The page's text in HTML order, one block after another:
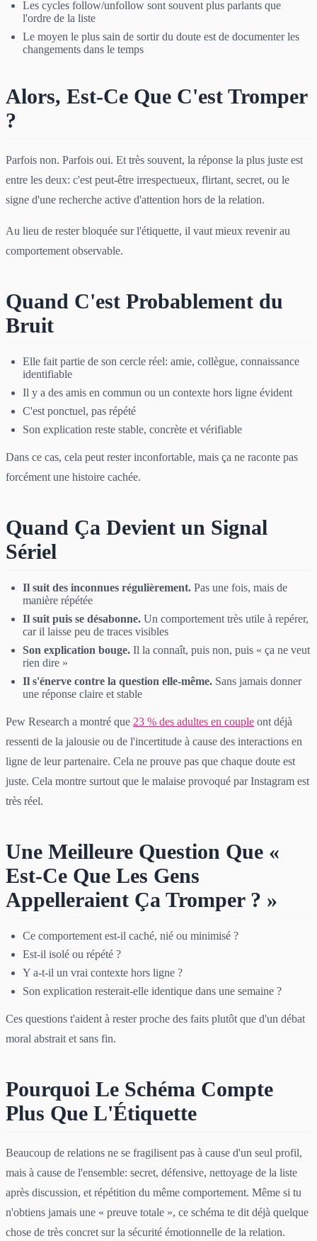
Les cycles follow/unfollow sont souvent plus parlants que
l'ordre de la liste
Le moyen le plus sain de sortir du doute est de documenter les
changements dans le temps
Alors, Est-Ce Que C'est Tromper
?
Parfois non. Parfois oui. Et très souvent, la réponse la plus juste est
entre les deux: c'est peut-être irrespectueux, flirtant, secret, ou le
signe d'une recherche active d'attention hors de la relation.
Au lieu de rester bloquée sur l'étiquette, il vaut mieux revenir au
comportement observable.
Quand C'est Probablement du
Bruit
Elle fait partie de son cercle réel: amie, collègue, connaissance
identifiable
Il y a des amis en commun ou un contexte hors ligne évident
C'est ponctuel, pas répété
Son explication reste stable, concrète et vérifiable
Dans ce cas, cela peut rester inconfortable, mais ça ne raconte pas
forcément une histoire cachée.
Quand Ça Devient un Signal
Sériel
Il suit des inconnues régulièrement. Pas une fois, mais de
manière répétée
Il suit puis se désabonne. Un comportement très utile à repérer,
car il laisse peu de traces visibles
Son explication bouge. Il la connaît, puis non, puis « ça ne veut
rien dire »
Il s'énerve contre la question elle-même. Sans jamais donner
une réponse claire et stable
Pew Research a montré que 23 % des adultes en couple ont déjà
ressenti de la jalousie ou de l'incertitude à cause des interactions en
ligne de leur partenaire. Cela ne prouve pas que chaque doute est
juste. Cela montre surtout que le malaise provoqué par Instagram est
très réel.
Une Meilleure Question Que «
Est-Ce Que Les Gens
Appelleraient Ça Tromper ? »
Ce comportement est-il caché, nié ou minimisé ?
Est-il isolé ou répété ?
Y a-t-il un vrai contexte hors ligne ?
Son explication resterait-elle identique dans une semaine ?
Ces questions t'aident à rester proche des faits plutôt que d'un débat
moral abstrait et sans fin.
Pourquoi Le Schéma Compte
Plus Que L'Étiquette
Beaucoup de relations ne se fragilisent pas à cause d'un seul profil,
mais à cause de l'ensemble: secret, défensive, nettoyage de la liste
après discussion, et répétition du même comportement. Même si tu
n'obtiens jamais une « preuve totale », ce schéma te dit déjà quelque
chose de très concret sur la sécurité émotionnelle de la relation.